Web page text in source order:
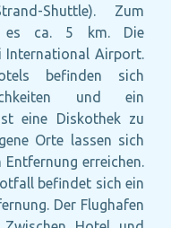
Shuttle). Zum
es ca. 5 km. Die
International Airport.
befinden sich
und ein
eine Diskothek zu
Orte lassen sich
erreichen.
befindet sich ein
Der Flughafen